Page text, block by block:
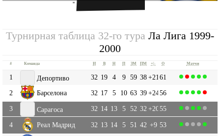
''
Турнирная таблица 32-го тура Ла Лига 1999-
2000
# Команда И В Н П ЗМ ПМ +|- О Матчи
1 Депортиво 32 19 4 9 59 38+2161
2
Барселона 32 17 5 10 63 39+2456
3
Сарагоса 32 14 13 5 52 32 +20 55
4 Реал Мадрид 32 13 14 5 51 42 +9 53